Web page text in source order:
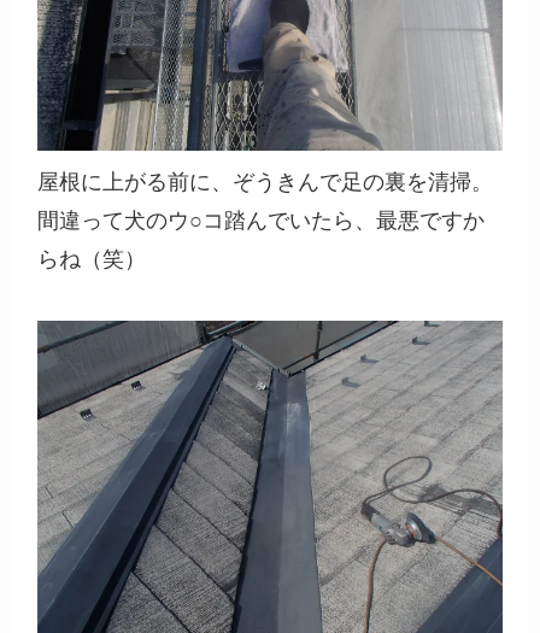
屋根に上がる前に、ぞうきんで足の裏を清掃。
間違って犬のウ○コ踏んでいたら、最悪ですか
らね（笑）